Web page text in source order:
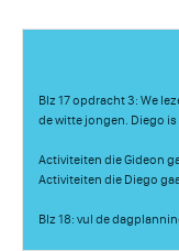
Blz 17 opdracht 3: We
de witte jongen. Diego
Activiteiten die Gideon
Activiteiten die Diego
Blz 18: vul de